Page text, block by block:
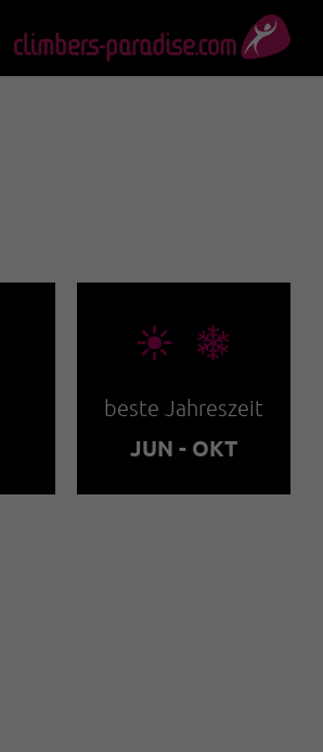
🞀🖈
beste Jahreszeit
JUN - OKT